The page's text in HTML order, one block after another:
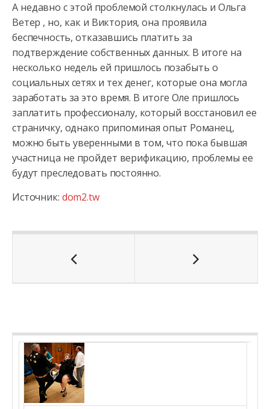
А недавно с этой проблемой столкнулась и Ольга
Ветер , но, как и Виктория, она проявила
беспечность, отказавшись платить за
подтверждение собственных данных. В итоге на
несколько недель ей пришлось позабыть о
социальных сетях и тех денег, которые она могла
заработать за это время. В итоге Оле пришлось
заплатить профессионалу, который восстановил ее
страничку, однако припоминая опыт Романец,
можно быть уверенными в том, что пока бывшая
участница не пройдет верификацию, проблемы ее
будут преследовать постоянно.
Источник: dom2.tw